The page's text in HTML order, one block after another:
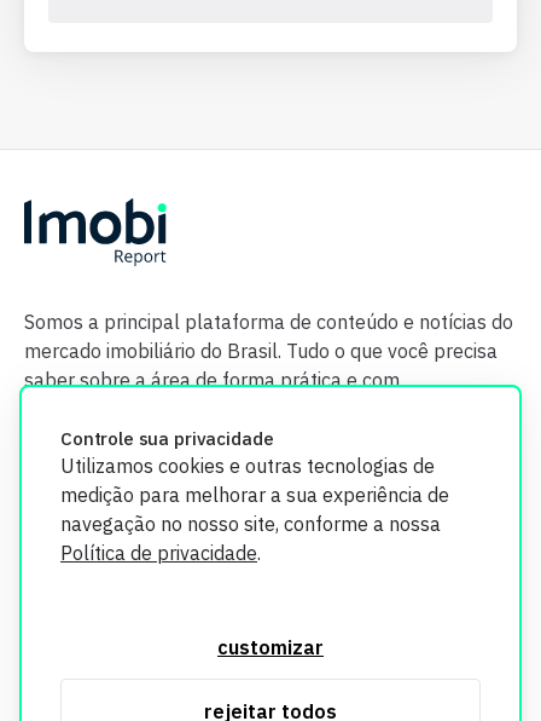
Controle sua privacidade
Utilizamos cookies e outras tecnologias de
medição para melhorar a sua experiência de
navegação no nosso site, conforme a nossa
Política de privacidade.
customizar
rejeitar todos
Somos a principal plataforma de conteúdo e notícias do
mercado imobiliário do Brasil. Tudo o que você precisa
saber sobre a área de forma prática e com
segurança. Todos os dados coletados em nosso site são
utilizados exclusivamente para fins de aprimoramento de
informações, consulte nossa Política de Privacidade.